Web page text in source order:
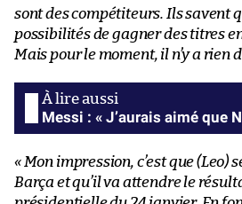
sont des compétiteurs. Ils savent
possibilités de gagner des titres
Mais pour le moment, il n’y a rien
Messi : « J’aurais aimé que
« Mon impression, c’est que (Leo)
Barça et qu’il va attendre le